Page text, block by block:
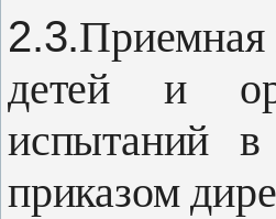
2.3.Приемная
де­тей и
испытаний
приказом